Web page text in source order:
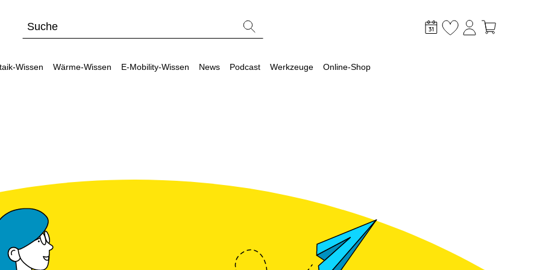
Wissen
Produkt-Kataloge
Photovoltaik-Förderung Österreich
Ratgeber zu Förderungen
Alle Werkzeuge entdecken
PV Wiki
Lohnt sich ein Gewerbespeicher?
Wärme-Wissen
Produkt-Kataloge
Ratgeber zu Förderungen
Alle Werkzeuge entdecken
PV-Anlage mit Wärmepumpe planen
Faktoren für die Wärmepumpen Wahl
Lohnt sich eine Luft-Wasser-Wärmepumpe
Wärmepumpe Voraussetzungen
Vorteile einer Wärmepumpe?
E-Mobility-Wissen News Podcast Werkzeuge Online-Shop